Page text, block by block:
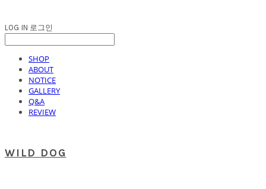
LOG IN 로그인
SHOP
ABOUT
NOTICE
GALLERY
Q&A
REVIEW
WILD DOG